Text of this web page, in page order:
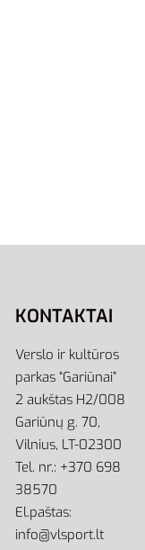
KONTAKTAI
Verslo ir kultūros
parkas “Gariūnai”
2 aukštas H2/008
Gariūnų g. 70,
Vilnius, LT-02300
Tel. nr.: +370 698
38570
El.paštas:
info@vlsport.lt